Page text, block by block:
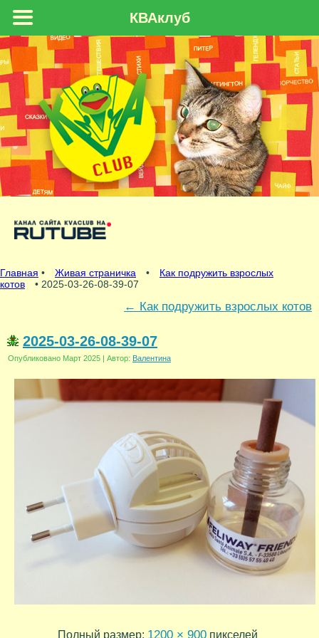
Главная • Живая страничка •
Как подружить взрослых
котов
• 2025-03-26-08-39-07
← Как подружить взрослых котов
2025-03-26-08-39-07
Опубликовано Март 2025 | Автор: Валентина
Полный размер: 1200 × 900 пикселей
КВАклуб